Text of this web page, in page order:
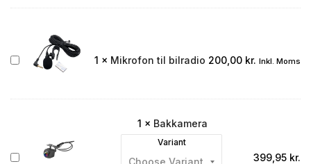
bilradio
Mikrofon
1 × Mikrofon til bilradio 200,00 kr. Inkl. Moms
Bakkamera
1 × Bakkamera
Variant
399,95 kr.